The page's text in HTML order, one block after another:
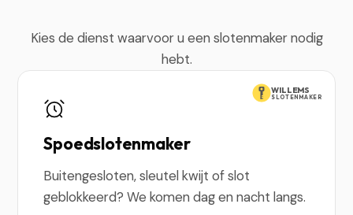
Kies de dienst waarvoor u een slotenmaker nodig
hebt.
WILLEMS
SLOTENMAKER
Spoedslotenmaker
Buitengesloten, sleutel kwijt of slot
geblokkeerd? We komen dag en nacht langs.